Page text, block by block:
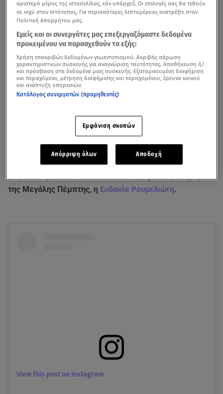
Δείτε την πρόσφατη συνέντευξη της Ευδοκίας Ρουμελιώτη στην
Ένα πολύ τρυφερό οικογενειακό στιγμιότυπο θέλησε να
μοιραστεί με τους διαδικτυακούς της φίλους, ανήμερα
της Μεγάλης Πέμπτης, η Ευδοκία Ρουμελιώτη.
View this post on Instagram
αριστερό μέρος της ιστοσελίδας, εάν υπάρχει]. Οι επιλογές σας θα τεθούν
σε ισχύ στον Ιστότοπος. Για περισσότερες λεπτομέρειες ανατρέξτε στην
Πολιτική Απορρήτου μας.
Εμείς και οι συνεργάτες μας επεξεργαζόμαστε δεδομένα
προκειμένου να παρασχεθούν τα εξής:
Χρήση επακριβών δεδομένων γεωεντοπισμού. Ακριβής σάρωση
χαρακτηριστικών συσκευής για αναγνώριση ταυτότητας. Αποθήκευση ή/
και πρόσβαση στα δεδομένα μιας συσκευής. Εξατομικευμένη διαφήμιση
και περιεχόμενο, μέτρηση διαφήμισης και περιεχομένου, έρευνα κοινού
και ανάπτυξη υπηρεσιών.
Κατάλογος συνεργατών (προμηθευτές)
Εμφάνιση σκοπών
Απόρριψη όλων Αποδοχή